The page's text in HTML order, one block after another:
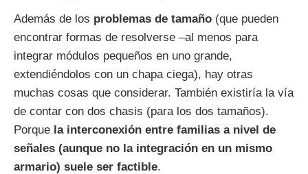
Además de los problemas de tamaño (que pueden
encontrar formas de resolverse –al menos para
integrar módulos pequeños en uno grande,
extendiéndolos con un chapa ciega), hay otras
muchas cosas que considerar. También existiría la vía
de contar con dos chasis (para los dos tamaños).
Porque la interconexión entre familias a nivel de
señales (aunque no la integración en un mismo
armario) suele ser factible.